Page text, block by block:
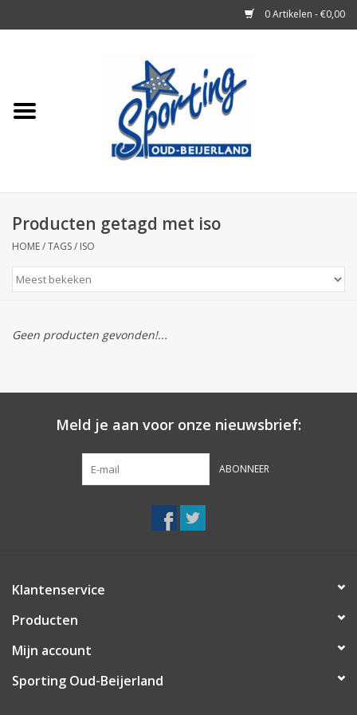
0 Artikelen - €0,00
Tennisrackets
Merken
Producten getagd met iso
HOME/TAGS/ ISO
Geen producten gevonden!...
Meld je aan voor onze nieuwsbrief:
ABONNEER
Klantenservice
Producten
Mijn account
Sporting Oud-Beijerland